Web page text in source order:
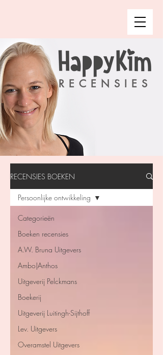
RECENSIES
RECENSIES BOEKEN
Categorieën
Boeken recensies
A.W. Bruna Uitgevers
Ambo|Anthos
Uitgeverij Pelckmans
Boekerij
Uitgeverij Luitingh-Sijthoff
Lev. Uitgevers
Overamstel Uitgevers
Persoonlijke ontwikkeling